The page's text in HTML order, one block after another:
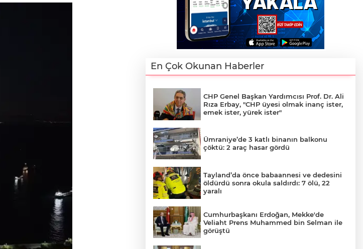
En Çok Okunan Haberler
CHP Genel Başkan Yardımcısı Prof. Dr. Ali
Rıza Erbay, "CHP üyesi olmak inanç ister,
emek ister, yürek ister"
Ümraniye’de 3 katlı binanın balkonu
çöktü: 2 araç hasar gördü
Tayland’da önce babaannesi ve dedesini
öldürdü sonra okula saldırdı: 7 ölü, 22
yaralı
Cumhurbaşkanı Erdoğan, Mekke'de
Veliaht Prens Muhammed bin Selman ile
görüştü